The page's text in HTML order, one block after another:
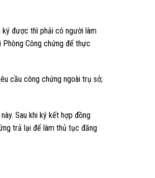
ký được thì phải có người làm
Công chứng để thực
cầu công chứng ngoài trụ sở;
Sau khi ký kết hợp đồng
trả lại để làm thủ tục đăng